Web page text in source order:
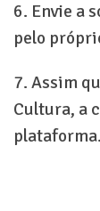
6. Envie a
pelo
7. Assim
Cultura, a
plataforma.